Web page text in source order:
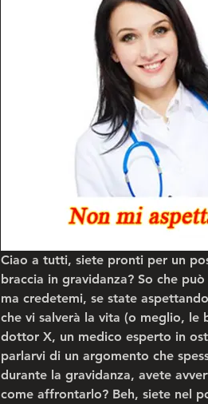
Ciao a tutti, siete pronti per un
braccia in gravidanza? So che
ma credetemi, se state
che vi salverà la vita (o meglio, le
dottor X, un medico esperto in
parlarvi di un argomento che
durante la gravidanza, avete
come affrontarlo? Beh, siete nel